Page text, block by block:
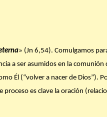
» (Jn 6,54). Comulgamos
a ser asumidos en la
Él (“volver a nacer de Dios”).
es clave la oración
indispensable que se